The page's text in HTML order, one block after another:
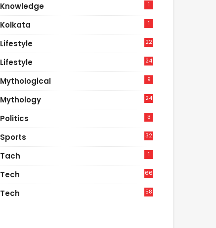
Knowledge 1
Kolkata 1
Lifestyle
22
Lifestyle
24
Mythological 9
Mythology 24
Politics 3
Sports 32
Tach 1
Tech
66
Tech
58